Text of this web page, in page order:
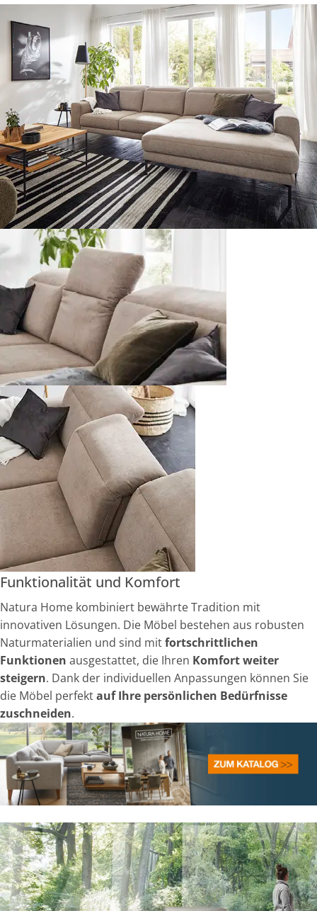
Funktionalität und Komfort
Natura Home kombiniert bewährte Tradition mit
innovativen Lösungen. Die Möbel bestehen aus robusten
Naturmaterialien und sind mitfortschrittlichen
Funktionen ausgestattet, die Ihren Komfort weiter
steigern. Dank der individuellen Anpassungen können Sie
die Möbel perfektauf Ihre persönlichen Bedürfnisse
zuschneiden.